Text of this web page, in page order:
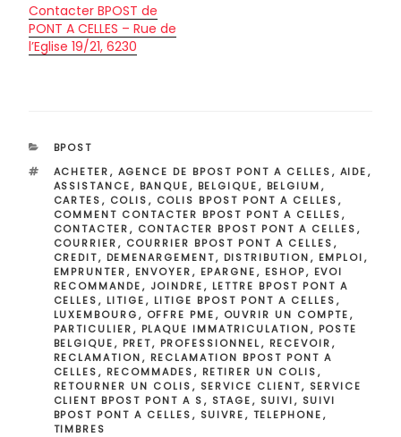
Contacter BPOST de
PONT A CELLES – Rue de
l’Eglise 19/21, 6230
CATÉGORIES
BPOST
ÉTIQUETTES
ACHETER, AGENCE DE BPOST PONT A CELLES, AIDE,
ASSISTANCE, BANQUE, BELGIQUE, BELGIUM,
CARTES, COLIS, COLIS BPOST PONT A CELLES,
COMMENT CONTACTER BPOST PONT A CELLES,
CONTACTER, CONTACTER BPOST PONT A CELLES,
COURRIER, COURRIER BPOST PONT A CELLES,
CREDIT, DEMENARGEMENT, DISTRIBUTION, EMPLOI,
EMPRUNTER, ENVOYER, EPARGNE, ESHOP, EVOI
RECOMMANDE, JOINDRE, LETTRE BPOST PONT A
CELLES, LITIGE, LITIGE BPOST PONT A CELLES,
LUXEMBOURG, OFFRE PME, OUVRIR UN COMPTE,
PARTICULIER, PLAQUE IMMATRICULATION, POSTE
BELGIQUE, PRET, PROFESSIONNEL, RECEVOIR,
RECLAMATION, RECLAMATION BPOST PONT A
CELLES, RECOMMADES, RETIRER UN COLIS,
RETOURNER UN COLIS, SERVICE CLIENT, SERVICE
CLIENT BPOST PONT A S, STAGE, SUIVI, SUIVI
BPOST PONT A CELLES, SUIVRE, TELEPHONE,
TIMBRES